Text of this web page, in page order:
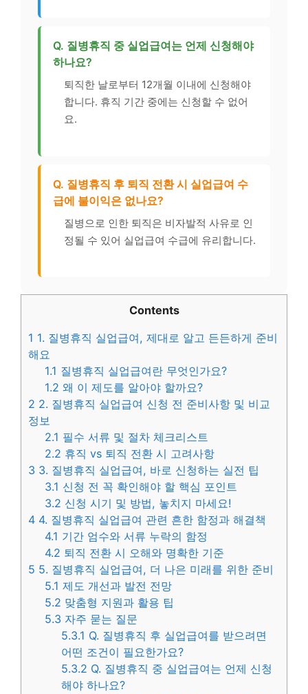
Q. 질병휴직 중 실업급여는 언제 신청해야
하나요?
퇴직한 날로부터 12개월 이내에 신청해야
합니다. 휴직 기간 중에는 신청할 수 없어
요.
Q. 질병휴직 후 퇴직 전환 시 실업급여 수
급에 불이익은 없나요?
질병으로 인한 퇴직은 비자발적 사유로 인
정될 수 있어 실업급여 수급에 유리합니다.
Contents
1 1. 질병휴직 실업급여, 제대로 알고 든든하게 준비
해요
1.1 질병휴직 실업급여란 무엇인가요?
1.2 왜 이 제도를 알아야 할까요?
2 2. 질병휴직 실업급여 신청 전 준비사항 및 비교
정보
2.1 필수 서류 및 절차 체크리스트
2.2 휴직 vs 퇴직 전환 시 고려사항
3 3. 질병휴직 실업급여, 바로 신청하는 실전 팁
3.1 신청 전 꼭 확인해야 할 핵심 포인트
3.2 신청 시기 및 방법, 놓치지 마세요!
4 4. 질병휴직 실업급여 관련 흔한 함정과 해결책
4.1 기간 엄수와 서류 누락의 함정
4.2 퇴직 전환 시 오해와 명확한 기준
5 5. 질병휴직 실업급여, 더 나은 미래를 위한 준비
5.1 제도 개선과 발전 전망
5.2 맞춤형 지원과 활용 팁
5.3 자주 묻는 질문
5.3.1 Q. 질병휴직 후 실업급여를 받으려면
어떤 조건이 필요한가요?
5.3.2 Q. 질병휴직 중 실업급여는 언제 신청
해야 하나요?